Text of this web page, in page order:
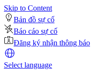
Skip to Content
Bản đồ sự cố
Báo cáo sự cố
Đăng ký nhận thông báo
Select language